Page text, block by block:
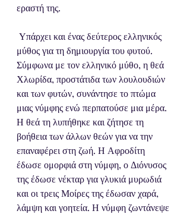
εραστή της.
μύθος για τη δημιουργία του φυτού.
Σύμφωνα με τον ελληνικό μύθο, η θεά
Χλωρίδα, προστάτιδα των λουλουδιών
και των φυτών, συνάντησε το πτώμα
μιας νύμφης ενώ περπατούσε μια μέρα.
Η θεά τη λυπήθηκε και ζήτησε τη
βοήθεια των άλλων θεών για να την
επαναφέρει στη ζωή. Η Αφροδίτη
έδωσε ομορφιά στη νύμφη, ο Διόνυσος
της έδωσε νέκταρ για γλυκιά μυρωδιά
και οι τρεις Μοίρες της έδωσαν χαρά,
λάμψη και γοητεία. Η νύμφη ζωντάνεψε